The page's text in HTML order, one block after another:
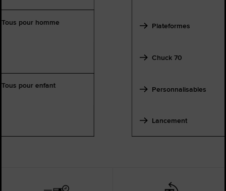
Tous pour homme Plateformes
Chuck 70
Tous pour enfant Personnalisables
Lancement